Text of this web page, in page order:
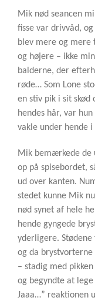
Mik nød seancen
fisse var drivvåd,
blev mere og mere
og højere – ikke
balderne, der
røde… Som Lone
en stiv pik i sit skød
hendes hår, var
vakle under hende
Mik bemærkede de
op på spisebordet,
ud over kanten.
stedet kunne Mik
nød synet af hele
hende gyngede
yderligere. Stødene
og da
– stadig med
og begyndte at
Jaaa…” reaktionen